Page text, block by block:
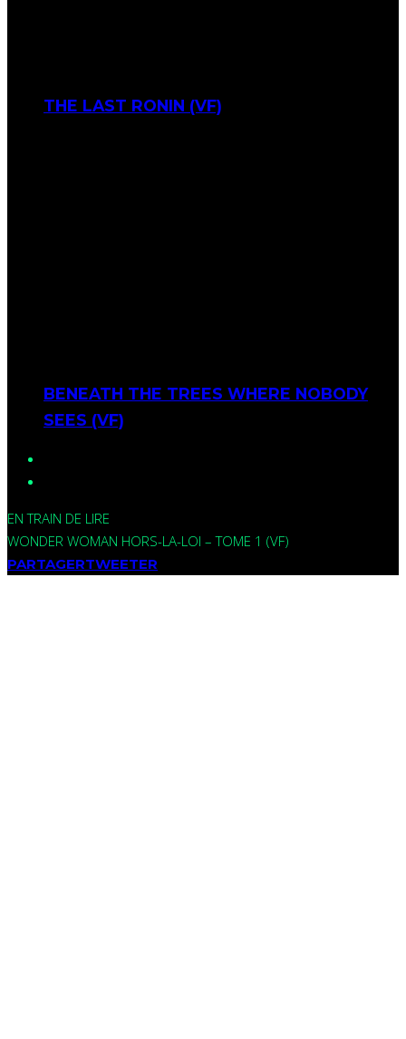
THE LAST RONIN (VF)
BENEATH THE TREES WHERE NOBODY
SEES (VF)
EN TRAIN DE LIRE
WONDER WOMAN HORS-LA-LOI – TOME 1 (VF)
PARTAGERTWEETER